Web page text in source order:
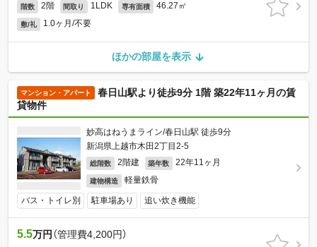
階数 2階 間取り 1LDK 専有面積 46.27㎡
敷/礼 1.0ヶ月/不要
ほかの部屋を表示
マンション・アパート
春日山駅より徒歩9分 1階 築22年11ヶ月の賃
貸物件
妙高はねうまライン/春日山駅 徒歩9分
新潟県上越市木田2丁目2-5
総階数 2階建 築年数 22年11ヶ月
建物構造 軽量鉄骨
バス・トイレ別 駐車場あり 追い炊き機能
5.5万円 （管理費4,200円）